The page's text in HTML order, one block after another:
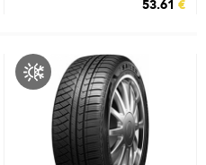
53.61 €